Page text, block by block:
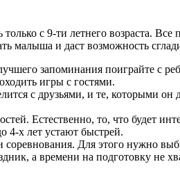
с 9-ти летнего возраста.
малыша и даст возможность
запоминания поиграйте с
игры с гостями.
с друзьями, и те, которыми
Естественно, то, что будет
4-х лет устают быстрей.
Для этого нужно
а времени на подготовку не